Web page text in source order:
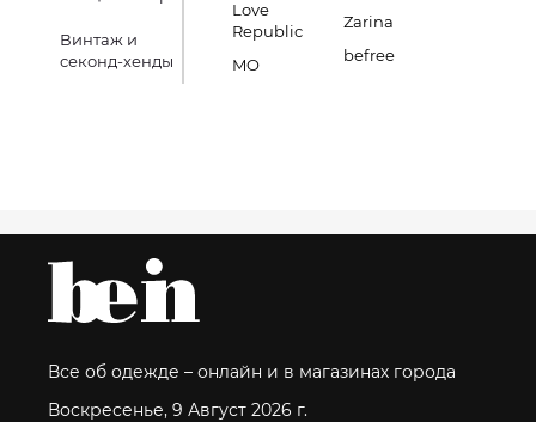
Винтаж и
секонд-хенды
Love
Republic
MO
Zarina
befree
Все об одежде – онлайн и в магазинах города
Воскресенье, 9 Август 2026 г.